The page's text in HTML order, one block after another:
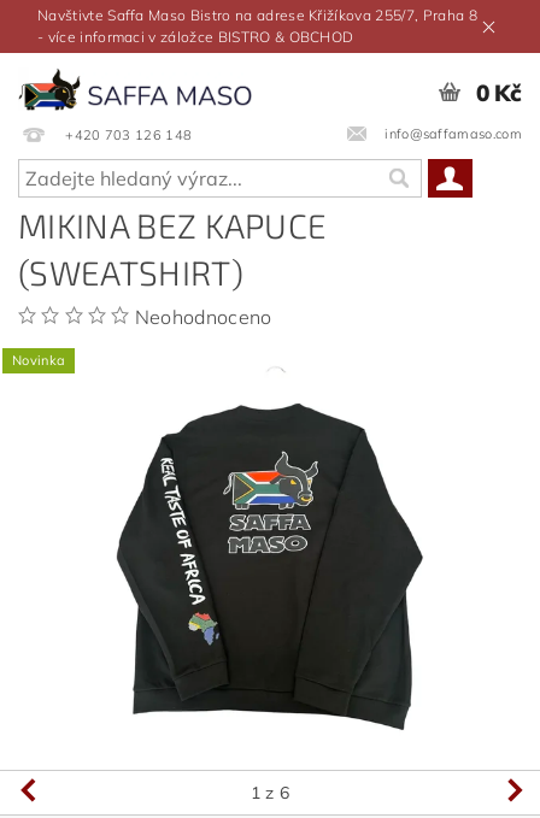
Navštivte Saffa Maso Bistro na adrese Křižíkova 255/7, Praha 8
- více informaci v záložce BISTRO & OBCHOD
+420 703 126 148 info@saffamaso.com
0 Kč
MIKINA BEZ KAPUCE
(SWEATSHIRT)
Neohodnoceno
Novinka
1 z 6